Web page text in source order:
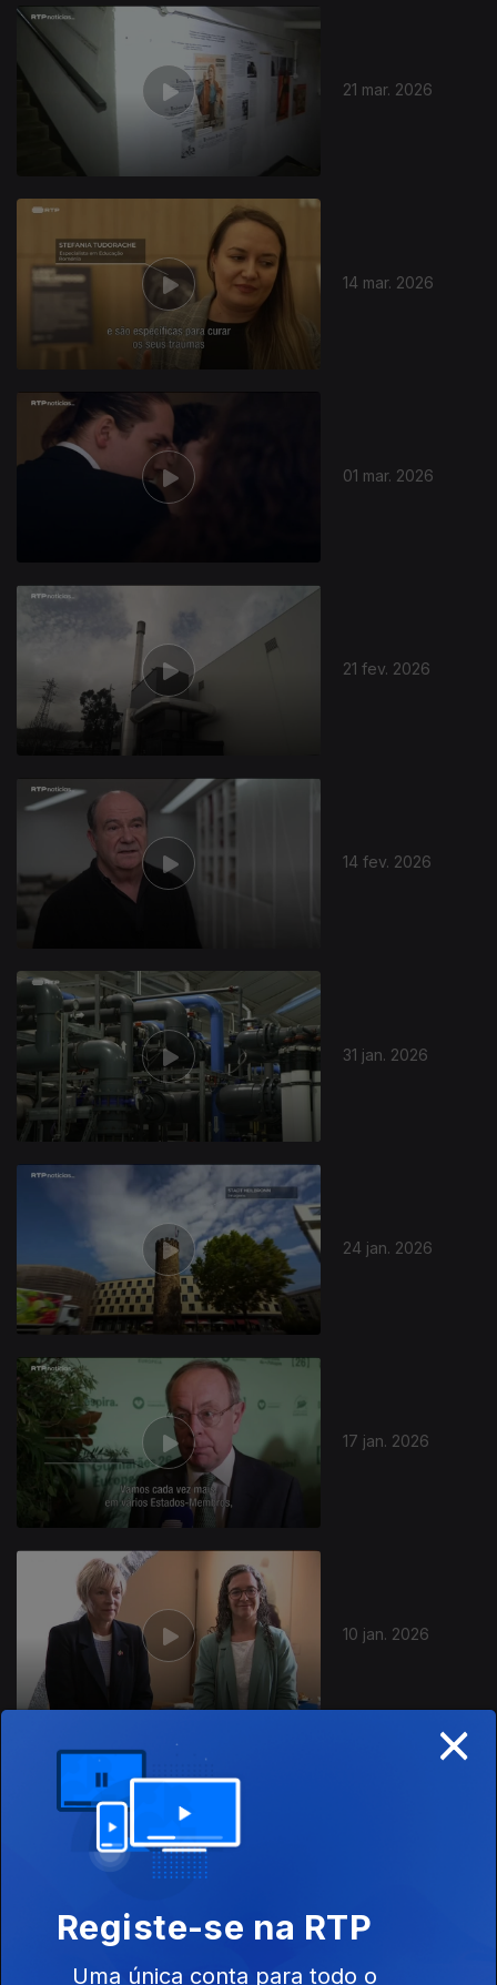
21 mar. 2026
14 mar. 2026
01 mar. 2026
21 fev. 2026
14 fev. 2026
31 jan. 2026
24 jan. 2026
17 jan. 2026
903026
10 jan. 2026
×
Registe-se na RTP
Uma única conta para todo o